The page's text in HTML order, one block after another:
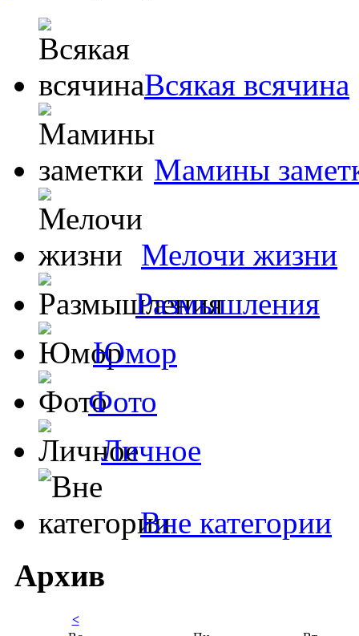
Всякая всячина
Мамины
Мелочи жизни
Размышления
Юмор
Фото
Личное
Вне категории
Архив
<